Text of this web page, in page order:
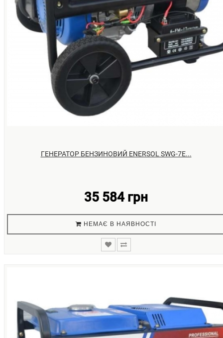
ГЕНЕРАТОР БЕНЗИНОВИЙ ENERSOL SWG-7Е...
35 584 грн
НЕМАЄ В НАЯВНОСТІ